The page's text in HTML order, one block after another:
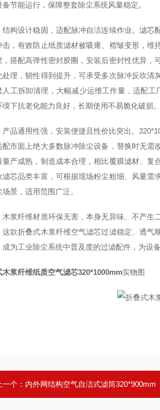
节能运行，保障整套除尘系统风量稳定。
结构设计稳固，适配脉冲自洁连续作业。滤芯
击，有效防止纸质滤材被吸瘪、褶皱变形，维
，搭配高弹性密封胶圈，安装后密封性优异
处理，韧性得到提升，可承受多次脉冲反吹
人工拆卸清理，大幅减少运维工作量，适配
境下抗老化能力良好，长期使用不易脆化破损。
产品通用性强，安装便捷且性价比突出。
配市面上绝大多数脉冲除尘设备，替换时无
量产成熟，制造成本合理，相比覆膜滤材、复
滤芯品类丰富，可根据现场粉尘粗细、风量需
景，适用范围广泛。
木浆纤维材质环保无害，本身无异味、不产生
这款折叠式木浆纤维空气滤芯过滤稳定、透气
成为工业除尘系统中普及度的过滤配件，为设
木浆纤维纸质空气滤芯320*1000mm实物图
一个： 内外网结构空气自洁式滤筒320*900mm